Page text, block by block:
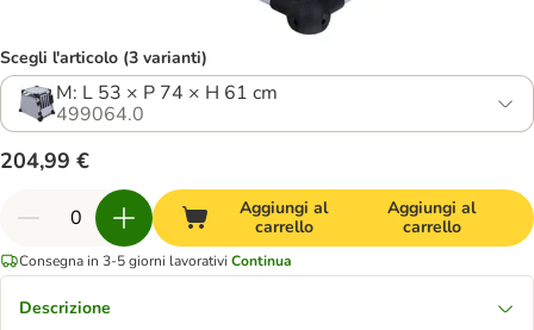
Scegli l'articolo (3 varianti)
M: L 53 × P 74 × H 61 cm
499064.0
204,99 €
Aggiungi al
carrello
Aggiungi al
carrello
Consegna in 3-5 giorni lavorativi Continua
Descrizione